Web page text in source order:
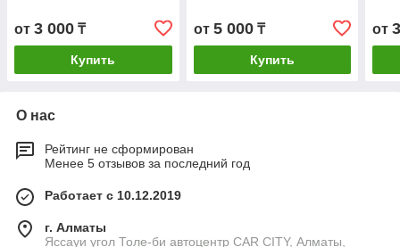
от 3 000 ₸
Купить
от 5 000₸
Купить
от
О нас
Рейтинг не сформирован
Менее 5 отзывов за последний год
Работает с 10.12.2019
г. Алматы
Яссауи угол Толе-би автоцентр CAR CITY, Алматы,